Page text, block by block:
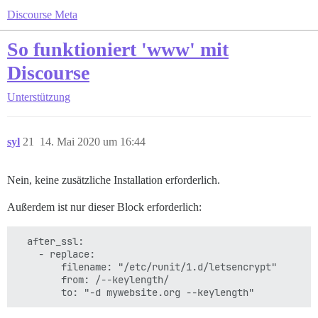
Discourse Meta
So funktioniert 'www' mit
Discourse
Unterstützung
syl 14. Mai 2020 um 16:44
21
Nein, keine zusätzliche Installation erforderlich.
Außerdem ist nur dieser Block erforderlich:
  after_ssl:
    - replace:
        filename: "/etc/runit/1.d/letsencrypt"
        from: /--keylength/